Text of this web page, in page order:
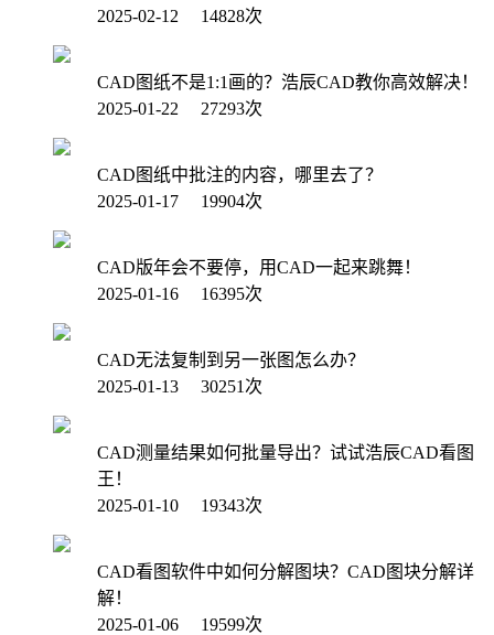
2025-02-12 14828次
CAD图纸不是1:1画的？浩辰CAD教你高效解决！
2025-01-22 27293次
CAD图纸中批注的内容，哪里去了？
2025-01-17 19904次
CAD版年会不要停，用CAD一起来跳舞！
2025-01-16 16395次
CAD无法复制到另一张图怎么办？
2025-01-13 30251次
CAD测量结果如何批量导出？试试浩辰CAD看图
王！
2025-01-10 19343次
CAD看图软件中如何分解图块？CAD图块分解详
解！
2025-01-06 19599次